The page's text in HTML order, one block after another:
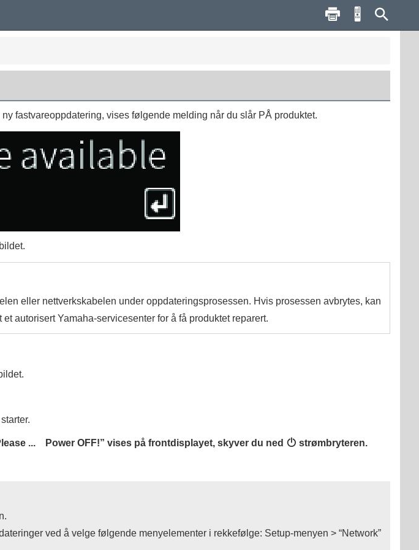
fastvareoppdatering, vises følgende melding når du slår PÅ produktet.
eller nettverkskabelen under oppdateringsprosessen. Hvis prosessen avbrytes, kan
autorisert Yamaha-servicesenter for å få produktet reparert.
... Power OFF!” vises på frontdisplayet, skyver du ned z strømbryteren.
ved å velge følgende menyelementer i rekkefølge: Setup-menyen > “Network”